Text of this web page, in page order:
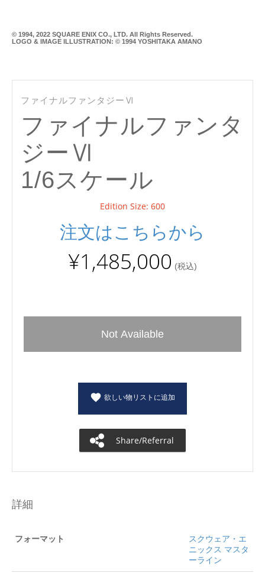
© 1994, 2022 SQUARE ENIX CO., LTD. All Rights Reserved.
LOGO & IMAGE ILLUSTRATION: © 1994 YOSHITAKA AMANO
ファイナルファンタジーⅥ
ファイナルファンタ
ジーⅥ
1/6スケール
Edition Size: 600
注文はこちらから
¥1,485,000 (税込)
Not Available
欲しい物リストに追加
Share/Referral
詳細
フォーマット
スクウェア・エ
ニックス マスタ
ーライン